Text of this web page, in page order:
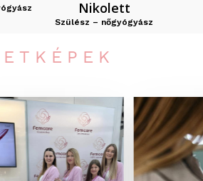
Nikolett
Szülész – nőgyógyász